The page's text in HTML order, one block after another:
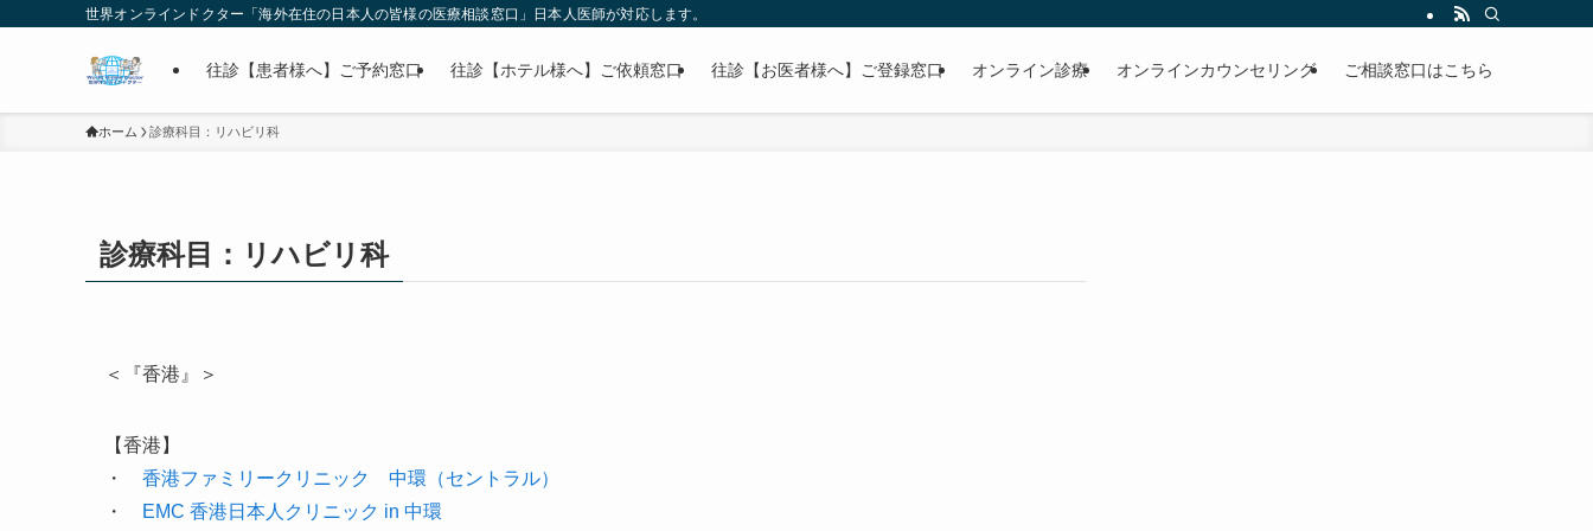
世界オンラインドクター「海外在住の日本人の皆様の医療相談窓口」日本人医師が対応します。
往診【患者様へ】ご予約窓口 往診【ホテル様へ】ご依頼窓口 往診【お医者様へ】ご登録窓口 オンライン診療 オンラインカウンセリング ご相談窓口はこちら
ホーム 診療科目：リハビリ科
診療科目：リハビリ科
＜『香港』＞
【香港】
・ 香港ファミリークリニック 中環（セントラル）
・
EMC 香港日本人クリニック in 中環